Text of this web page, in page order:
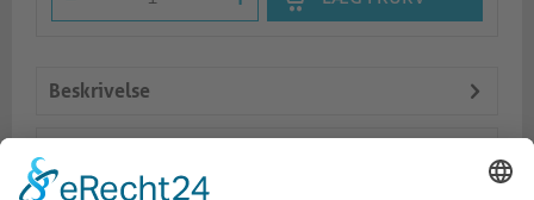
Beskrivelse